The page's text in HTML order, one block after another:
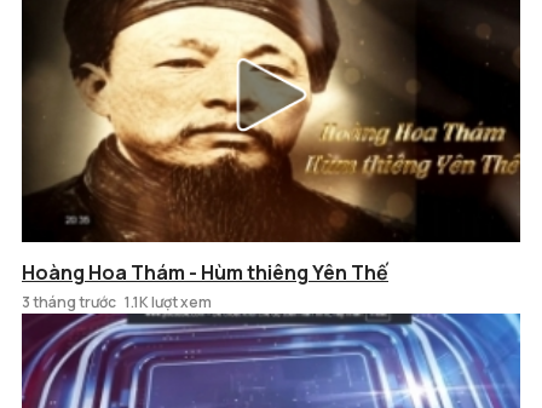
Hoàng Hoa Thám - Hùm thiêng Yên Thế
3 tháng trước 1.1K lượt xem